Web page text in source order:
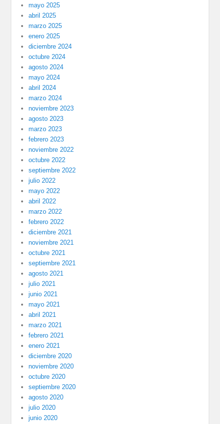
mayo 2025
abril 2025
marzo 2025
enero 2025
diciembre 2024
octubre 2024
agosto 2024
mayo 2024
abril 2024
marzo 2024
noviembre 2023
agosto 2023
marzo 2023
febrero 2023
noviembre 2022
octubre 2022
septiembre 2022
julio 2022
mayo 2022
abril 2022
marzo 2022
febrero 2022
diciembre 2021
noviembre 2021
octubre 2021
septiembre 2021
agosto 2021
julio 2021
junio 2021
mayo 2021
abril 2021
marzo 2021
febrero 2021
enero 2021
diciembre 2020
noviembre 2020
octubre 2020
septiembre 2020
agosto 2020
julio 2020
junio 2020